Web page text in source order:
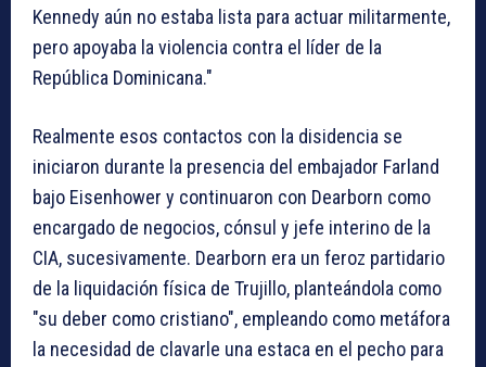
Kennedy aún no estaba lista para actuar militarmente,
pero apoyaba la violencia contra el líder de la
República Dominicana."
Realmente esos contactos con la disidencia se
iniciaron durante la presencia del embajador Farland
bajo Eisenhower y continuaron con Dearborn como
encargado de negocios, cónsul y jefe interino de la
CIA, sucesivamente. Dearborn era un feroz partidario
de la liquidación física de Trujillo, planteándola como
"su deber como cristiano", empleando como metáfora
la necesidad de clavarle una estaca en el pecho para